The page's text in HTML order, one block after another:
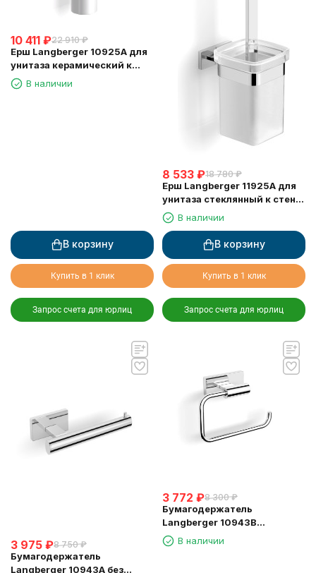
10 411 ₽22 910 ₽
Ерш Langberger 10925A для
унитаза керамический к
стене круглый
В наличии
В корзину
Купить в 1 клик
Запрос счета для юрлиц
8 533 ₽18 780 ₽
Ерш Langberger 11925A для
унитаза стеклянный к стене
квадратный
В наличии
В корзину
Купить в 1 клик
Запрос счета для юрлиц
3 975 ₽8 750 ₽
Бумагодержатель
Langberger 10943A без
3 772 ₽8 300 ₽
Бумагодержатель
Langberger 10943B
туалетной бумаги без
крышки квадратный
В наличии